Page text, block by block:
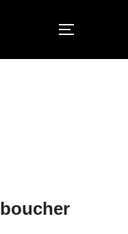
boucher